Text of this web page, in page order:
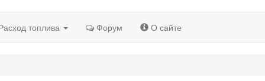
топлива Форум О сайте